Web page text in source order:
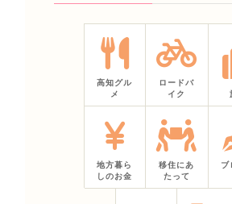
高知グル
メ
ロードバ
イク
地方暮ら
しのお金
移住にあ
たって
ブ